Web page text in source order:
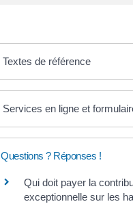
Textes de référence
Services en ligne et
Questions ? Réponses !
Qui doit payer la
exceptionnelle sur les